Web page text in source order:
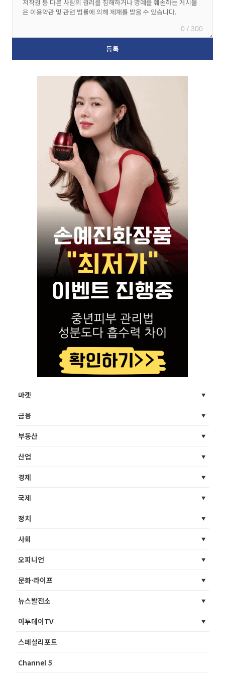
0 / 300
마켓
금융
부동산
산업
경제
국제
정치
사회
오피니언
문화·라이프
뉴스발전소
이투데이TV
스페셜리포트
Channel 5